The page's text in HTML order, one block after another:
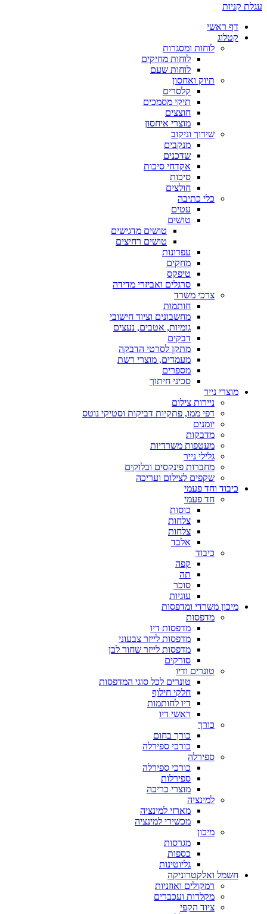
עגלת קניות
דף ראשי
קטלוג
לוחות ומסגרות
לוחות מחיקים
לוחות שעם
תיוק ואחסון
קלסרים
תיקי מסמכים
חוצצים
מוצרי איחסון
שידוך וניקוב
מנקבים
שדכנים
אקדחי סיכות
סיכות
חולצים
כלי כתיבה
עטים
טושים
טושים מדגישים
טושים רחיצים
עפרונות
מחקים
טיפקס
סרגלים ואביזרי מדידה
צרכי משרד
חותמות
מחשבונים וציוד חישובי
גומיות, אטבים, נעצים
דבקים
מתקן לסרטי הדבקה
מעמדים, מוצרי רשת
מספרים
סכיני חיתוך
מוצרי נייר
ניירות צילום
דפי ממו, פתקיות דביקות וסטיקי נוטס
יומנים
מדבקות
מעטפות משרדיות
גלילי נייר
מחברות פינקסים ובלוקים
שקפים לצילום ועריכה
כיבוד וחד פעמי
חד פעמי
כוסות
צלחות
צלחות
אלבד
כיבוד
קפה
תה
סוכר
עוגיות
מיכון משרדי ומדפסות
מדפסות
מדפסות דיו
מדפסות לייזר צבעוני
מדפסות לייזר שחור לבן
סורקים
טונרים ודיו
טונרים לכל סוגי המדפסות
חלקי חילוף
דיו לחותמות
ראשי דיו
כורך
כורך בחום
כורכי ספירלה
ספירלה
כורכי ספירלה
ספירלות
מוצרי כריכה
למינציה
מארזי למינציה
מכשירי למינציה
מיכון
מגרסות
כספות
גליוטינות
חשמל ואלקטרוניקה
רמקולים ואוזניות
מקלדות ועכברים
ציוד הקפי